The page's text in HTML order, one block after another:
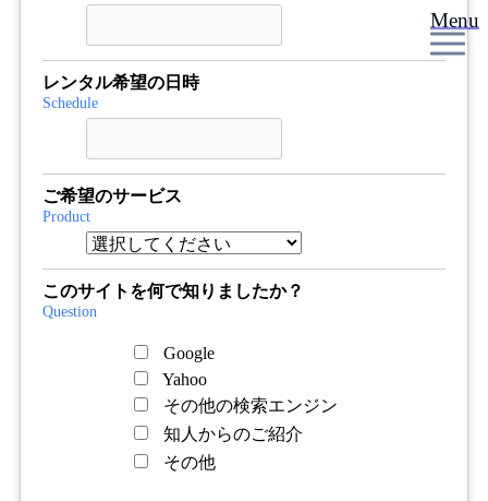
Menu
レンタル希望の日時
Schedule
ご希望のサービス
Product
このサイトを何で知りましたか？
Question
Google
Yahoo
その他の検索エンジン
知人からのご紹介
その他